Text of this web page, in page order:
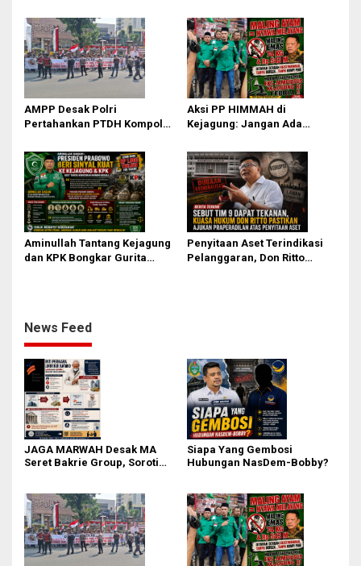
PET
AMPP Desak Polri
Pertahankan PTDH Kompol
Aksi PP HIMMAH di
Kejagung: Jangan Ada
Kasus Febrie Adriansyah
Aminullah Tantang Kejagung
dan KPK Bongkar Gurita
Penyitaan Aset Terindikasi
Pelanggaran, Don Ritto
News Feed
JAGA MARWAH Desak MA
Seret Bakrie Group, Soroti
Siapa Yang Gembosi
Hubungan NasDem-Bobby?